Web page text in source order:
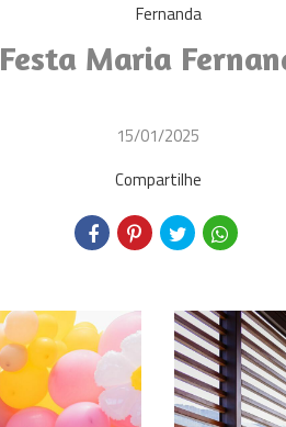
Festa Maria
15/01/2025
Compartilhe